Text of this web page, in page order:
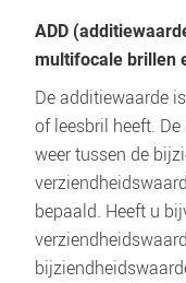
ADD
multifocale brillen
De additiewaarde
of leesbril heeft.
weer tussen de
bepaald. Heeft u